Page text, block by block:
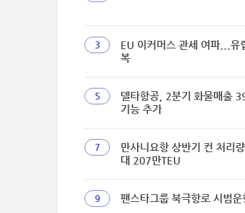
3
EU 이커머스 관세 여파...유
복
5
델타항공, 2분기 화물매출
기능 추가
7
만사니요항 상반기 컨 처리
대 207만TEU
9 팬스타그룹 북극항로 시범운